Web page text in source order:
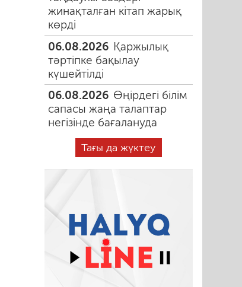
жинақталған кітап жарық
көрді
06.08.2026 Қаржылық
тәртіпке бақылау
күшейтілді
06.08.2026 Өңірдегі білім
сапасы жаңа талаптар
негізінде бағалануда
Тағы да жүктеу